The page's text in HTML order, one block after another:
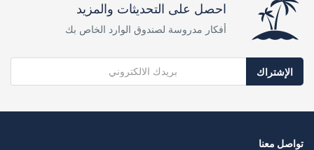
احصل على التحديثات والمزيد
أفكار مدروسة لصندوق الوارد الخاص بك
الإشتراك
تواصل معنا